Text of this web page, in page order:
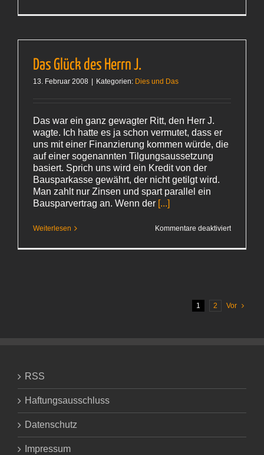
Das Glück des Herrn J.
13. Februar 2008 Kategorien: Dies und Das
Das war ein ganz gewagter Ritt, den Herr J.
wagte. Ich hatte es ja schon vermutet, dass er
uns mit einer Finanzierung kommen würde, die
auf einer sogenannten Tilgungsaussetzung
basiert. Sprich uns wird ein Kredit von der
Bausparkasse gewährt, der nicht getilgt wird.
Man zahlt nur Zinsen und spart parallel ein
Bausparvertrag an. Wenn der [...]
Weiterlesen Kommentare deaktiviertfür
1 2 Vor
RSS
Haftungsausschluss
Datenschutz
Impressum